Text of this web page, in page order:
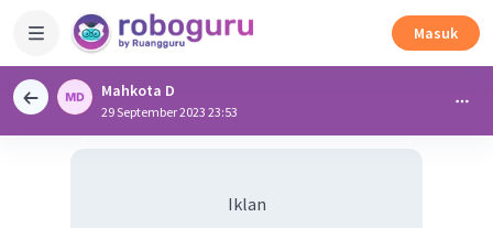
Masuk
Mahkota D
29 September 2023 23:53
Iklan